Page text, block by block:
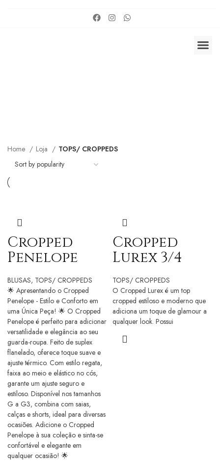
Home Loja TOPS/ CROPPEDS
Cropped
Penelope
BLUSAS, TOPS/ CROPPEDS
🌟 Apresentando o Cropped
Penelope - Estilo e Conforto em
uma Única Peça! 🌟 O Cropped
Penelope é perfeito para adicionar
versatilidade e elegância ao seu
guarda-roupa. Feito de suplex
flanelado, oferece toque suave e
ajuste térmico. Com estilo regata,
faixa ao meio e elástico no cós,
garante um ajuste seguro e
estiloso. Disponível nos tamanhos
G a G3, combina com saias,
calças e shorts, ideal para diversas
ocasiões. Adicione o Cropped
Penelope à sua coleção e sinta-se
confortável e elegante em
qualquer ocasião! 🌟
Cropped
Lurex 3/4
TOPS/ CROPPEDS
O Cropped Lurex é um top
cropped estiloso e moderno que
adiciona um toque de glamour a
qualquer look. Possui